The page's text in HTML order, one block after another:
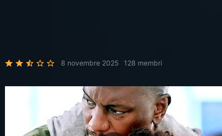
8 novembre 2025 128 membri